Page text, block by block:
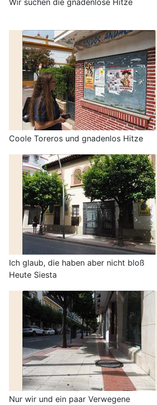
Wir suchen die gnadenlose Hitze
Coole Toreros und gnadenlos Hitze
Ich glaub, die haben aber nicht bloß
Heute Siesta
Nur wir und ein paar Verwegene